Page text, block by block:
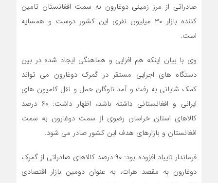
صادراتی از مرز زمینی دوغارون به سمت افغانستان تامین
کننده بازار ۳۰ میلیون نفری این کشور دوست و همسایه
است.
وی با بیان اینکه هم افزایی و هماهنگی ایجاد شده در بین
دستگاه های اجرایی مستقر در گمرک دوغارون می تواند
کمک شایانی به رفت و آمد ناوگان حمل و نقل کامیون های
ایرانی و افغانستانی داشته باشد، اظهار داشت: ۶۰ درصد
کالاهای استان خراسان رضوی از سمت دوغارون به سمت
افغانستان و بازارهای هدف این کشور صادر می شود.
فرماندار تایباد افزوده بود: ۹۰ درصد کالاهای صادراتی از گمرک
دوغارون به مقصد هرات، به عنوان دومین بازار اقتصادی